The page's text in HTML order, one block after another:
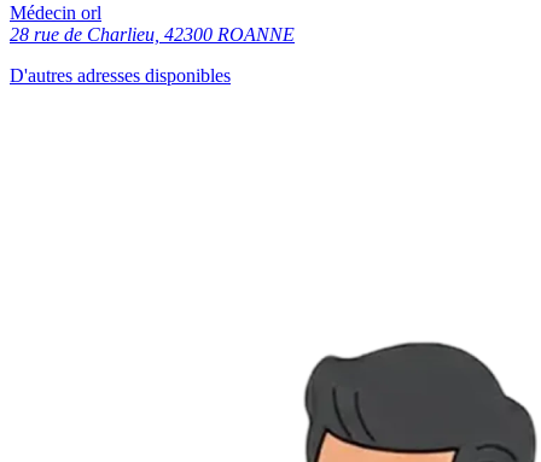
Médecin orl
28 rue de Charlieu, 42300 ROANNE
D'autres adresses disponibles